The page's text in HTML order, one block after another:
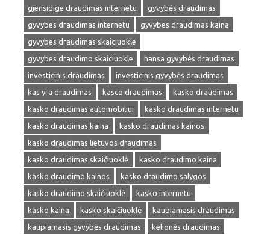
gjensidige draudimas internetu
gyvybės draudimas
gyvybes draudimas internetu
gyvybes draudimas kaina
gyvybes draudimas skaiciuokle
gyvybes draudimo skaiciuokle
hansa gyvybės draudimas
investicinis draudimas
investicinis gyvybės draudimas
kas yra draudimas
kasco draudimas
kasko draudimas
kasko draudimas automobiliui
kasko draudimas internetu
kasko draudimas kaina
kasko draudimas kainos
kasko draudimas lietuvos draudimas
kasko draudimas skaičiuoklė
kasko draudimo kaina
kasko draudimo kainos
kasko draudimo salygos
kasko draudimo skaičiuoklė
kasko internetu
kasko kaina
kasko skaičiuoklė
kaupiamasis draudimas
kaupiamasis gyvybės draudimas
kelionės draudimas